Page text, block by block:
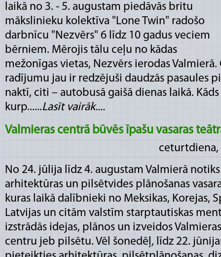
laikā no 3. - 5. augustam piedāvās britu
mākslinieku kolektīva "Lone Twin" radošo
darbnīcu "Nezvērs" 6 līdz 10 gadus veciem
bērniem. Mērojis tālu ceļu no kādas
mežonīgas vietas, Nezvērs ierodas
radījumu jau ir redzējuši daudzās pasaules
naktī, citi – autobusā gaišā dienas laikā.
kurp......Lasīt vairāk....
Valmieras centrā būvēs īpašu vasaras
ceturtdiena,
No 24. jūlija līdz 4. augustam Valmierā
arhitektūras un pilsētvides plānošanas
kuras laikā dalībnieki no Meksikas, Korejas,
Latvijas un citām valstīm starptautiskas
izstrādās idejas, plānos un izveidos
centru jeb pilsētu. Vēl šonedēļ, līdz 22.